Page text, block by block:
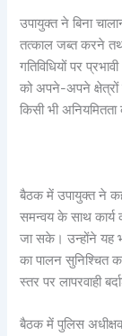
उपायुक्त ने बिना
तत्काल जब्त करने
गतिविधियों पर
को अपने-अपने क्षेत्रों
किसी भी
बैठक में उपायुक्त ने
समन्वय के साथ
जा सके। उन्होंने यह
का पालन सुनिश्चित
स्तर पर लापरवाही
बैठक में पुलिस